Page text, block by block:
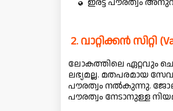
2. വാറ്റിക്കൻ സിറ്റി
ലോകത്തിലെ ഏറ്റവും
ലഭ്യമല്ല. മതപരമായ
പൗരത്വം നൽകുന്നു.
പൗരത്വം നേടാനുള്ള